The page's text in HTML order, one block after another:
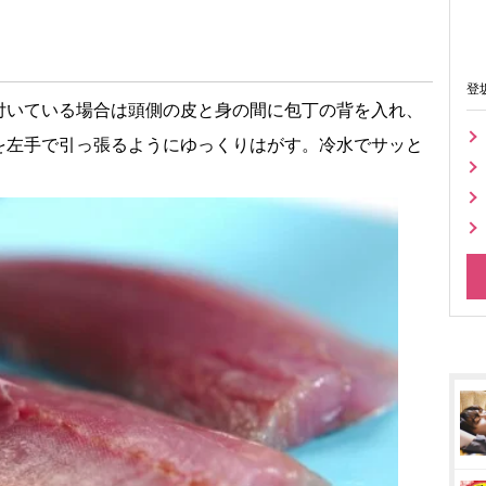
ている場合は頭側の皮と身の間に包丁の背を入れ、
手で引っ張るようにゆっくりはがす。冷水でサッと
登